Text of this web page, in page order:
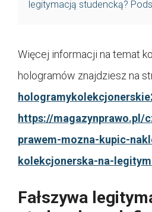
legitymacją studencką?
Więcej informacji na temat
hologramów znajdziesz na
https://magazynprawo.pl/
prawem-mozna-kupic-
kolekcjonerska-na-
Fałszywa